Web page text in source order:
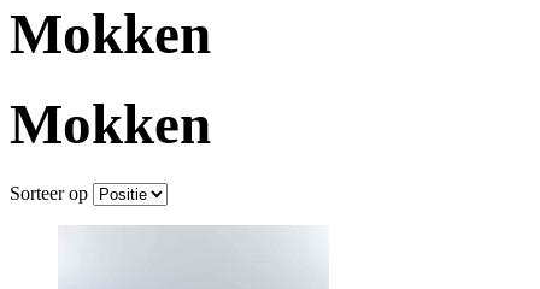
Mokken
Mokken
Sorteer op